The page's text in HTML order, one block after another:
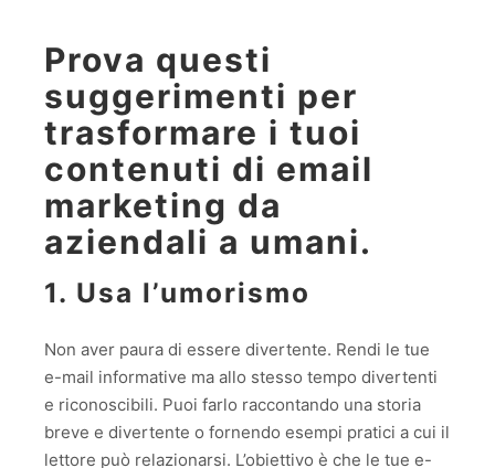
Prova questi
suggerimenti per
trasformare i tuoi
contenuti di email
marketing da
aziendali a umani.
1. Usa l’umorismo
Non aver paura di essere divertente. Rendi le tue
e-mail informative ma allo stesso tempo divertenti
e riconoscibili. Puoi farlo raccontando una storia
breve e divertente o fornendo esempi pratici a cui il
lettore può relazionarsi. L’obiettivo è che le tue e-